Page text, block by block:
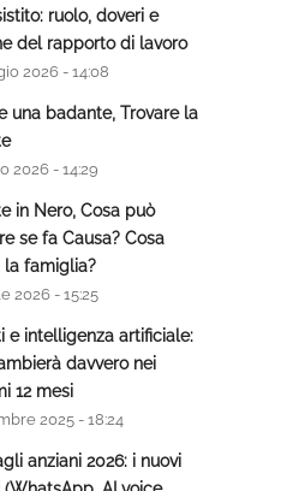
ruolo, doveri e
del rapporto di lavoro
2026 - 14:08
una badante, Trovare la
2026 - 14:29
in Nero, Cosa può
se fa Causa? Cosa
la famiglia?
2026 - 15:25
e intelligenza artificiale:
davvero nei
12 mesi
2025 - 18:24
anziani 2026: i nuovi